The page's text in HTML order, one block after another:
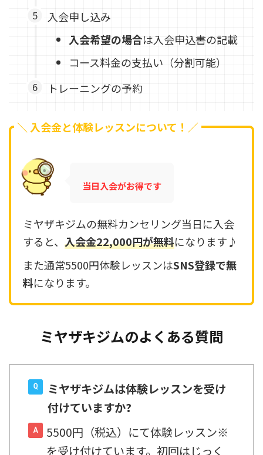
入会申し込み
入会希望の場合は入会申込書の記載
コース料金の支払い（分割可能）
トレーニングの予約
＼ 入会金と体験レッスンについて！／
当日入会がお得です
ミヤザキジムの無料カンセリング当日に入会
すると、 入会金22,000円が無料になります♪
また通常5500円体験レッスンはSNS登録で無
料になります。
ミヤザキジムのよくある質問
ミヤザキジムは体験レッスンを受け
付けていますか?
5500円（税込）にて体験レッスン※
を受け付けています。初回はじっく